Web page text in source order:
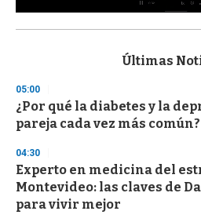
s
d
s
o
f
3
s
e
c
o
Últimas
05:00
¿Por qué la diabetes y la
pareja cada vez más común?
04:30
Experto en medicina del
Montevideo: las claves de
para vivir mejor